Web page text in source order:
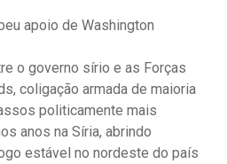
apoio de Washington
o governo sírio e as Forças
coligação armada de maioria
politicamente mais
anos na Síria, abrindo
estável no nordeste do país